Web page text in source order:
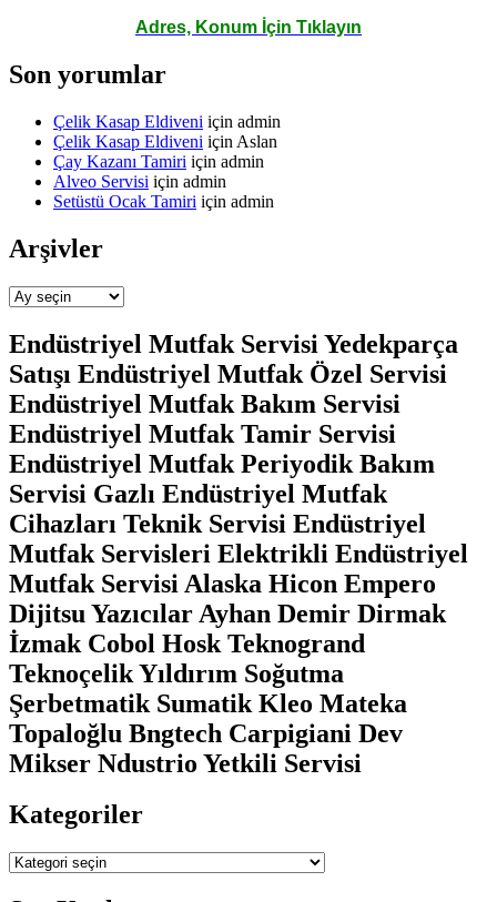
Adres, Konum İçin Tıklayın
Son yorumlar
Çelik Kasap Eldiveni için admin
Çelik Kasap Eldiveni için Aslan
Çay Kazanı Tamiri için admin
Alveo Servisi için admin
Setüstü Ocak Tamiri için admin
Arşivler
Arşivler
Endüstriyel Mutfak Servisi Yedekparça
Satışı Endüstriyel Mutfak Özel Servisi
Endüstriyel Mutfak Bakım Servisi
Endüstriyel Mutfak Tamir Servisi
Endüstriyel Mutfak Periyodik Bakım
Servisi Gazlı Endüstriyel Mutfak
Cihazları Teknik Servisi Endüstriyel
Mutfak Servisleri Elektrikli Endüstriyel
Mutfak Servisi Alaska Hicon Empero
Dijitsu Yazıcılar Ayhan Demir Dirmak
İzmak Cobol Hosk Teknogrand
Teknoçelik Yıldırım Soğutma
Şerbetmatik Sumatik Kleo Mateka
Topaloğlu Bngtech Carpigiani Dev
Mikser Ndustrio Yetkili Servisi
Kategoriler
Kategoriler